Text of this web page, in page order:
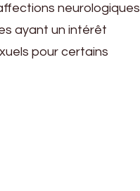
neurologiques
ayant un intérêt
pour certains